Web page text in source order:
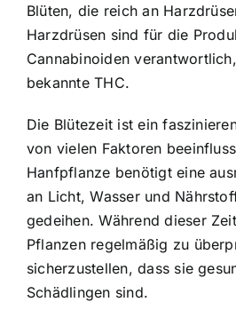
Blüten, die reich an
Harzdrüsen sind für die
Cannabinoiden
bekannte THC.
Die Blütezeit ist ein
von vielen Faktoren
Hanfpflanze benötigt eine
an Licht, Wasser und
gedeihen. Während dieser
Pflanzen regelmäßig zu
sicherzustellen, dass sie
Schädlingen sind.